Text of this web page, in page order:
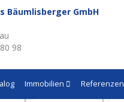
Bäumlisberger GmbH
98
Immobilien Referenzen